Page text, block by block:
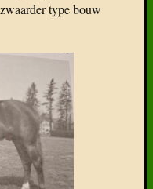
type bouw